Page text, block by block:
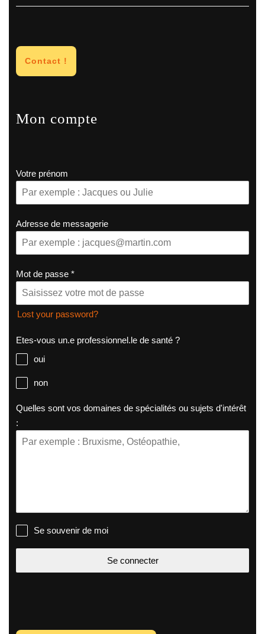
Contact !
Mon compte
Votre prénom
Adresse de messagerie
Mot de passe *
Lost your password?
Etes-vous un.e professionnel.le de santé ?
oui
non
Quelles sont vos domaines de spécialités ou sujets d'intérêt
:
Se souvenir de moi
Se connecter